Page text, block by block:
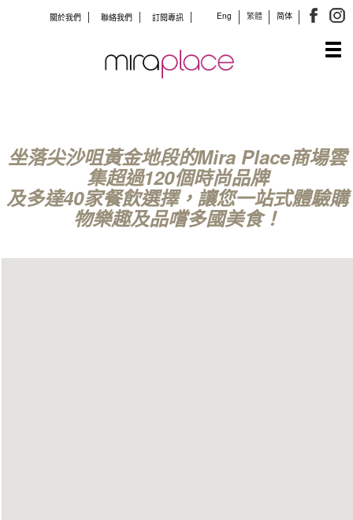
Eng 繁體 简体
關於我們 聯絡我們 訂閱專訊
坐落尖沙咀黃金地段的Mira Place商場雲
集超過120個時尚品牌
及多達40家餐飲選擇，讓您一站式體驗購
物樂趣及品嚐多國美食！